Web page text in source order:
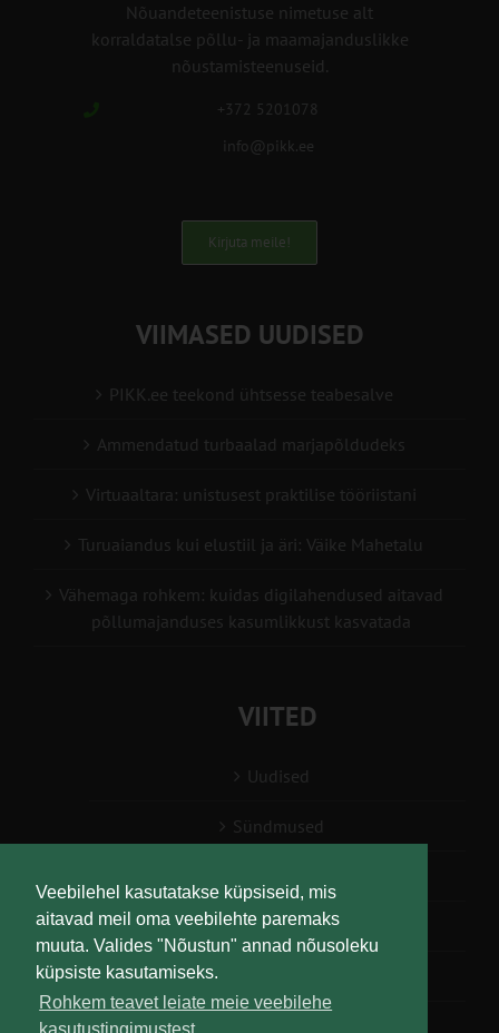
Veebilehel kasutatakse küpsiseid, mis
aitavad meil oma veebilehte paremaks
muuta. Valides "Nõustun" annad nõusoleku
küpsiste kasutamiseks.
Rohkem teavet leiate meie veebilehe
Nõuandeteenistuse nimetuse alt
korraldatalse põllu- ja maamajanduslikke
nõustamisteenuseid.
+372 5201078
info@pikk.ee
Kirjuta meile!
VIIMASED UUDISED
PIKK.ee teekond ühtsesse teabesalve
Ammendatud turbaalad marjapõldudeks
Virtuaaltara: unistusest praktilise tööriistani
Turuaiandus kui elustiil ja äri: Väike Mahetalu
Vähemaga rohkem: kuidas digilahendused aitavad
põllumajanduses kasumlikkust kasvatada
VIITED
Uudised
Sündmused
Teabesalv
Liitu uudiskirjaga